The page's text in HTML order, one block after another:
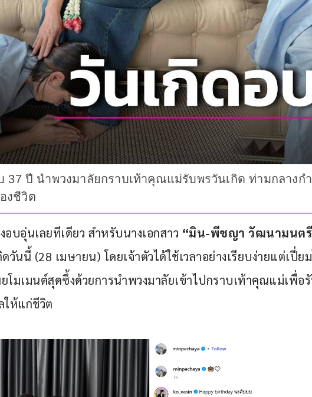
37 ปี นำพวงมาลัยกราบเท้าคุณแม่รับพรวันเกิด ท่ามกลางก
งชีวิต
อบอุ่นเลยทีเดียว สำหรับนางเอกสาว “มิน-พีชญา วัฒนามนต
วันนี้ (28 เมษายน) โดยเจ้าตัวได้ใช้เวลาอย่างเรียบง่ายแต่เปี่ย
มเมนต์สุดซึ้งด้วยการนำพวงมาลัยเข้าไปกราบเท้าคุณแม่เพื่อ
ให้แก่ชีวิต